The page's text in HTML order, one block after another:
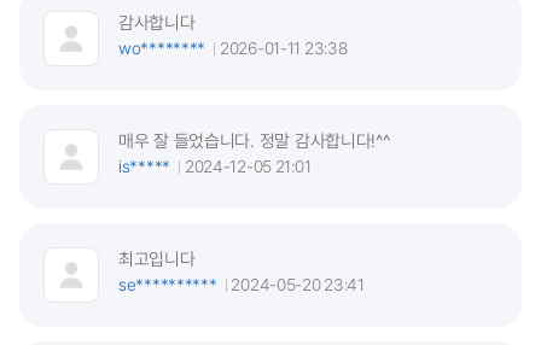
감사합니다
wo********
2026-01-11 23:38
매우 잘 들었습니다. 정말 감사합니다!^^
is*****
2024-12-05 21:01
최고입니다
se**********
2024-05-20 23:41